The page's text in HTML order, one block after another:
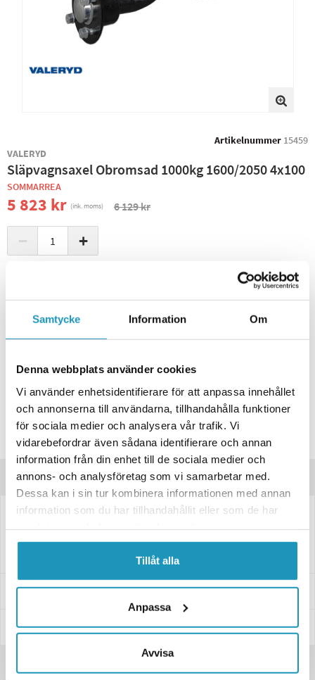
Samtycke Information Om
Denna webbplats använder cookies
Vi använder enhetsidentifierare för att anpassa innehållet
och annonserna till användarna, tillhandahålla funktioner
för sociala medier och analysera vår trafik. Vi
vidarebefordrar även sådana identifierare och annan
information från din enhet till de sociala medier och
annons- och analysföretag som vi samarbetar med.
Dessa kan i sin tur kombinera informationen med annan
information som du har tillhandahållit eller som de har
Tillåt alla
Anpassa
Avvisa
Artikelnummer 15459
VALERYD
Släpvagnsaxel Obromsad 1000kg 1600/2050 4x100
SOMMARREA
5 823 kr (ink. moms) 6 129 kr
− +
ONLINELAGER
BESTÄLLNINGSVARA
Skickas inom 4-6 Arbetsdagar
Lägsta pris de senaste 30-dagarna:5 823 kr
Leverans- & Returinformation
Frågor om produkten?
Produktinformation
Fästet är 200x50 mm. CC=160 mm
Specifikationer
Manualer & Guider